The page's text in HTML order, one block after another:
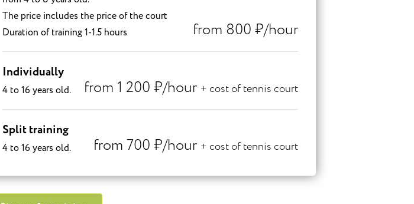
The price includes the price of the court
Duration of training 1-1.5 hours
from 800 ₽/hour
Individually
4 to 16 years old. from 1 200 ₽/hour + cost of tennis court
Split training
4 to 16 years old. from 700 ₽/hour + cost of tennis court